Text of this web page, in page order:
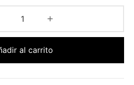
al carrito